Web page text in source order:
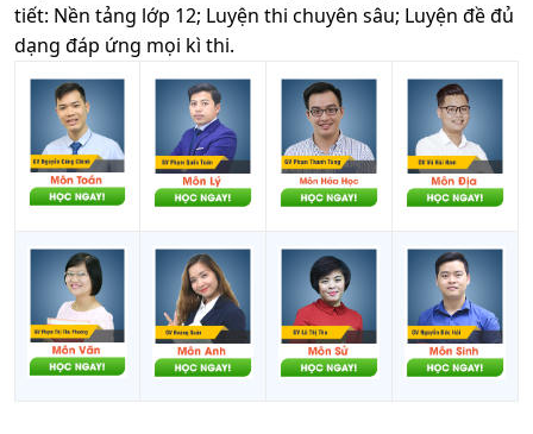
tiết: Nền tảng lớp 12; Luyện thi chuyên sâu; Luyện đề đủ
dạng đáp ứng mọi kì thi.